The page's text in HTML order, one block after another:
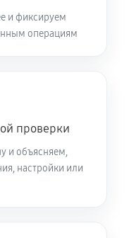
и фиксируем
операциям
проверки
и объясняем,
настройки или